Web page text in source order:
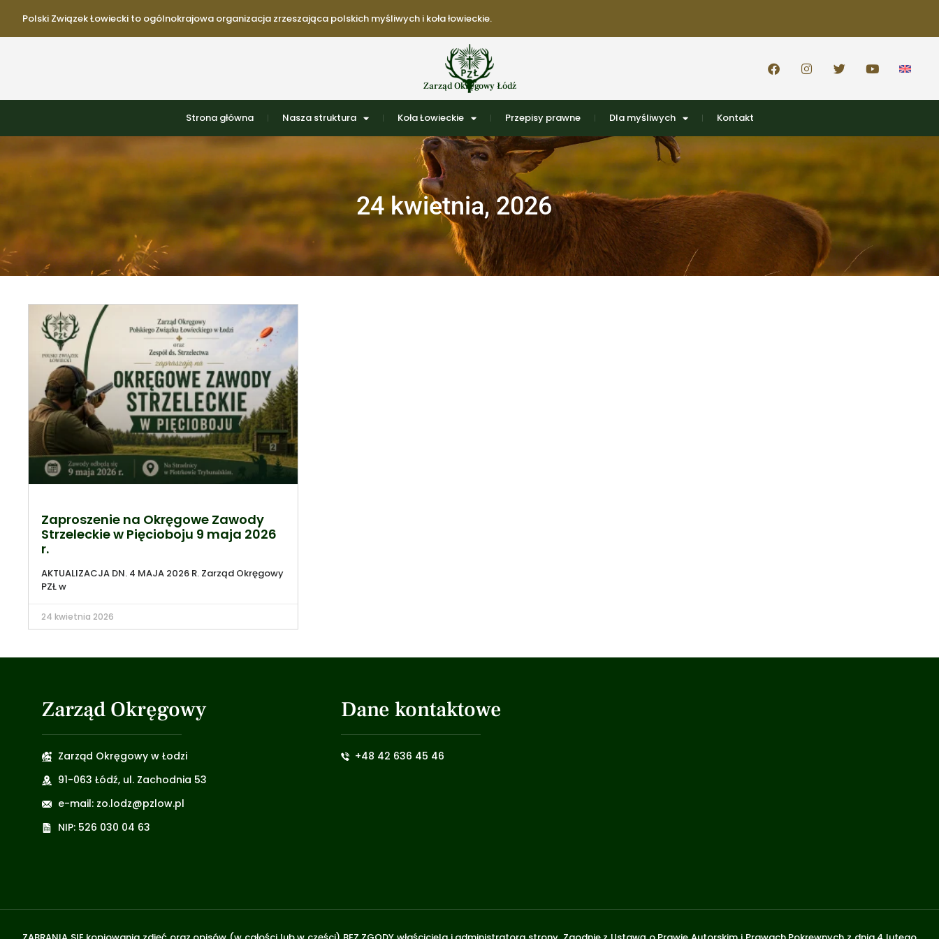
Polski Związek Łowiecki to ogólnokrajowa organizacja zrzeszająca polskich myśliwych i koła łowieckie.
Zarząd Okręgowy Łódź
Strona główna Nasza struktura Koła Łowieckie Przepisy prawne Dla myśliwych Kontakt
24 kwietnia, 2026
Zaproszenie na Okręgowe Zawody
Strzeleckie w Pięcioboju 9 maja 2026
r.
AKTUALIZACJA DN. 4 MAJA 2026 R. Zarząd Okręgowy
PZŁ w
24 kwietnia 2026
Zarząd Okręgowy
Zarząd Okręgowy w Łodzi
91-063 Łódź, ul. Zachodnia 53
e-mail: zo.lodz@pzlow.pl
NIP: 526 030 04 63
Dane kontaktowe
+48 42 636 45 46